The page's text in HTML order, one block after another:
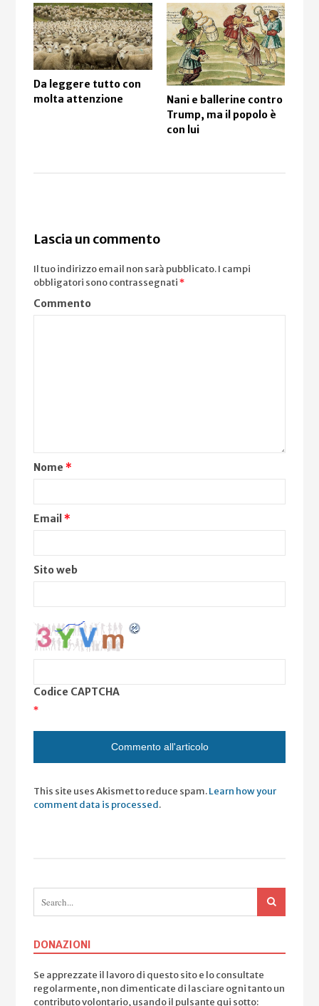
Da leggere tutto con
molta attenzione
Nani e ballerine contro
Trump, ma il popolo è
con lui
Lascia un commento
Il tuo indirizzo email non sarà pubblicato.I campi
obbligatori sono contrassegnati*
Commento
Nome*
Email*
Sito web
Codice CAPTCHA
*
This site uses Akismet to reduce spam.Learn how your
comment data is processed.
DONAZIONI
Se apprezzate il lavoro di questo sito e lo consultate
regolarmente, non dimenticate di lasciare ogni tanto un
contributo volontario, usando il pulsante qui sotto: